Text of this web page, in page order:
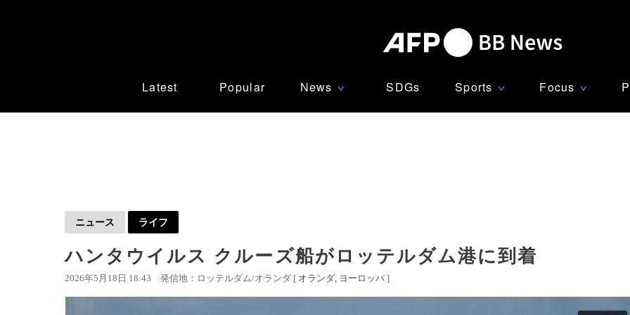
Latest Popular News ∨ SDGs Sports ∨ Focus ∨
ニュース ライフ
ハンタウイルス クルーズ船がロッテルダム港に到着
2026年5月18日 18:43 発信地：ロッテルダム/オランダ [ オランダ ヨーロッパ ]